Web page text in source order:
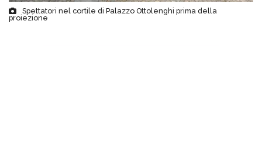
Spettatori nel cortile di Palazzo Ottolenghi prima della
proiezione